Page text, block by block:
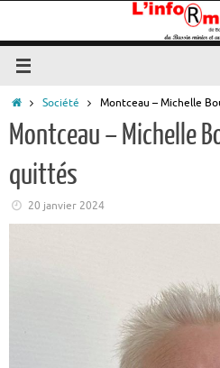
contenu
Accueil
Société Montceau – Michelle
Montceau – Michelle
quittés
20 janvier 2024